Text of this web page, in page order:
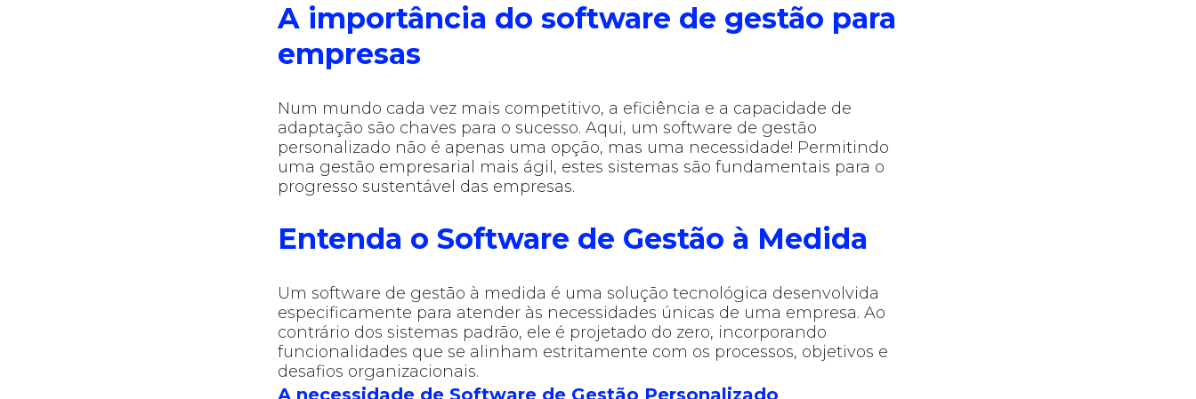
A importância do software de gestão para
empresas
Num mundo cada vez mais competitivo, a eficiência e a capacidade de
adaptação são chaves para o sucesso. Aqui, um software de gestão
personalizado não é apenas uma opção, mas uma necessidade! Permitindo
uma gestão empresarial mais ágil, estes sistemas são fundamentais para o
progresso sustentável das empresas.
Entenda o Software de Gestão à Medida
Um software de gestão à medida é uma solução tecnológica desenvolvida
especificamente para atender às necessidades únicas de uma empresa. Ao
contrário dos sistemas padrão, ele é projetado do zero, incorporando
funcionalidades que se alinham estritamente com os processos, objetivos e
desafios organizacionais.